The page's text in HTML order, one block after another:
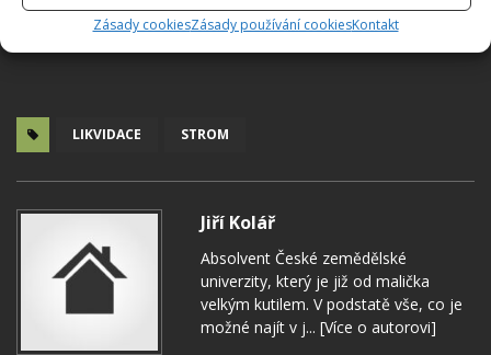
Zásady cookiesZásady používání cookiesKontakt
LIKVIDACE STROM
Jiří Kolář
Absolvent České zemědělské
univerzity, který je již od malička
velkým kutilem. V podstatě vše, co je
možné najít v j... [Více o autorovi]